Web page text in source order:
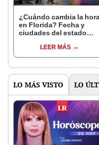
¿Cuándo cambia la
en Florida? Fecha y
ciudades del estado
por una hora en 2025
LEER MÁS
LO MÁS VISTO LO